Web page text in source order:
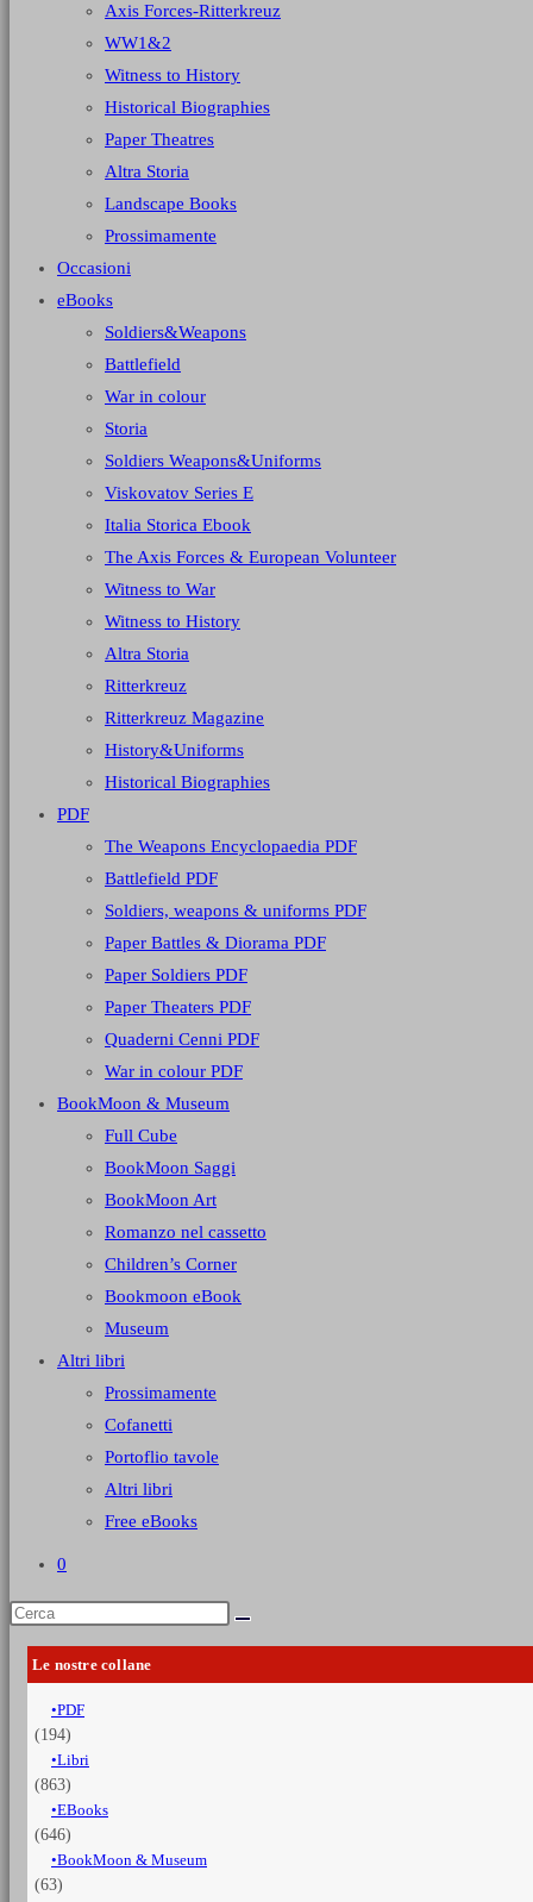
Axis Forces-Ritterkreuz
WW1&2
Witness to History
Historical Biographies
Paper Theatres
Altra Storia
Landscape Books
Prossimamente
Occasioni
eBooks
Soldiers&Weapons
Battlefield
War in colour
Storia
Soldiers Weapons&Uniforms
Viskovatov Series E
Italia Storica Ebook
The Axis Forces & European Volunteer
Witness to War
Witness to History
Altra Storia
Ritterkreuz
Ritterkreuz Magazine
History&Uniforms
Historical Biographies
PDF
The Weapons Encyclopaedia PDF
Battlefield PDF
Soldiers, weapons & uniforms PDF
Paper Battles & Diorama PDF
Paper Soldiers PDF
Paper Theaters PDF
Quaderni Cenni PDF
War in colour PDF
BookMoon & Museum
Full Cube
BookMoon Saggi
BookMoon Art
Romanzo nel cassetto
Children’s Corner
Bookmoon eBook
Museum
Altri libri
Prossimamente
Cofanetti
Portoflio tavole
Altri libri
Free eBooks
0
Le nostre collane
PDF
(194)
Libri
(863)
EBooks
(646)
BookMoon & Museum
(63)